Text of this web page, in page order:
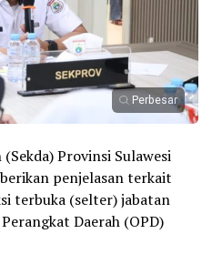
Perbesar
Provinsi Sulawesi
penjelasan terkait
terbuka (selter) jabatan
Daerah (OPD)